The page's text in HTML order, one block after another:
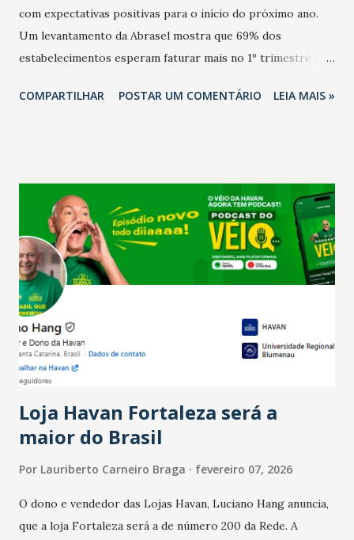
com expectativas positivas para o início do próximo ano.
Um levantamento da Abrasel mostra que 69% dos
estabelecimentos esperam faturar mais no 1º trimestre de
relação ao último trimestre deste ano, 56% também
confraternizações de fim de ano e pelo pagamento do 13º
Salário para um número maior de trabalhadores, já que o
país tem a menor taxa de desemprego dos anos recentes.
Ainda segundo a Pesquisa, em novembro de 2025, 40% dos
bares e restaurantes operaram com lucro e outros 40%
registraram equilíbrio financeiro. Já o percentual de
estabelecimentos no prejuízo ficou em 19%, pouco abaixo
do observado no mês anterior. Outros 1% não existiam em
novembro. Em relação a outubro, o faturamento também
COMPARTILHAR POSTAR UM COMENTÁRIO LEIA MAIS »
Loja Havan Fortaleza será a
maior do Brasil
Por Lauriberto Carneiro Braga fevereiro 07, 2026
O dono e vendedor das Lojas Havan, Luciano Hang anuncia,
que a loja Fortaleza será a de número 200 da Rede. A